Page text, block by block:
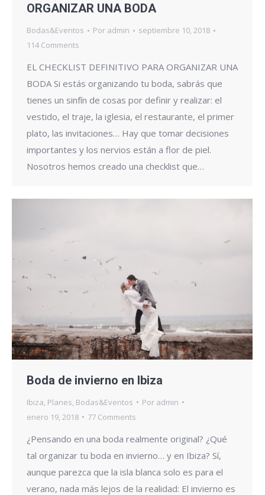
ORGANIZAR UNA BODA
Bodas&Eventos Por admin
septiembre 10, 2018
114 Comments
EL CHECKLIST DEFINITIVO PARA ORGANIZAR UNA
BODA Si estás organizando tu boda, sabrás que
tienes un sinfín de cosas por definir y realizar: el
vestido, el traje, la iglesia, el restaurante, el primer
plato, las invitaciones… Hay que tomar decisiones
importantes y los nervios están a flor de piel.
Nosotros hemos creado una checklist que…
Boda de invierno en Ibiza
Ibiza Planes Bodas&Eventos Por admin
enero 19, 2018
77 Comments
¿Pensando en una boda realmente original? ¿Qué
tal organizar tu boda en invierno… y en Ibiza? Sí,
aunque parezca que la isla blanca solo es para el
verano, nada más lejos de la realidad: El invierno es